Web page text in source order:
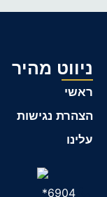
ניווט מהיר
ראשי
הצהרת נגישות
עלינו
6904*